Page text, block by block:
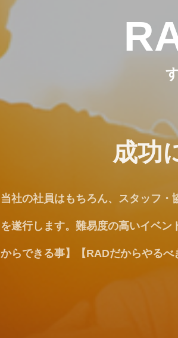
ク
最高
当社にオーダーをいただくクライ
イエスマンはおりません。共に課
ます。御社が最高の結果を出すた
どんな状況でも諦めず挑戦し続け
ん。ご指摘は成功の為の課題と受け
成功
当社の社員はもちろん、スタッフ
を遂行します。難易度の高いイベ
からできる事】【RADだからやるべ